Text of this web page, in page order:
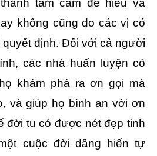
không cũng do các vị có
định. Đối với cả người
các nhà huấn luyện có
khám phá ra ơn gọi mà
và giúp họ bình an với ơn
đời tu có được nét đẹp tinh
cuộc đời dâng hiến tự